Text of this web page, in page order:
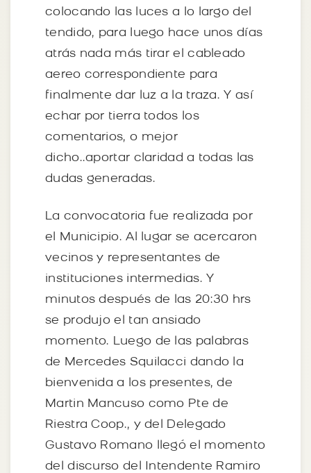
colocando las luces a lo largo del
tendido, para luego hace unos días
atrás nada más tirar el cableado
aereo correspondiente para
finalmente dar luz a la traza. Y así
echar por tierra todos los
comentarios, o mejor
dicho..aportar claridad a todas las
dudas generadas.
La convocatoria fue realizada por
el Municipio. Al lugar se acercaron
vecinos y representantes de
instituciones intermedias. Y
minutos después de las 20:30 hrs
se produjo el tan ansiado
momento. Luego de las palabras
de Mercedes Squilacci dando la
bienvenida a los presentes, de
Martin Mancuso como Pte de
Riestra Coop., y del Delegado
Gustavo Romano llegó el momento
del discurso del Intendente Ramiro